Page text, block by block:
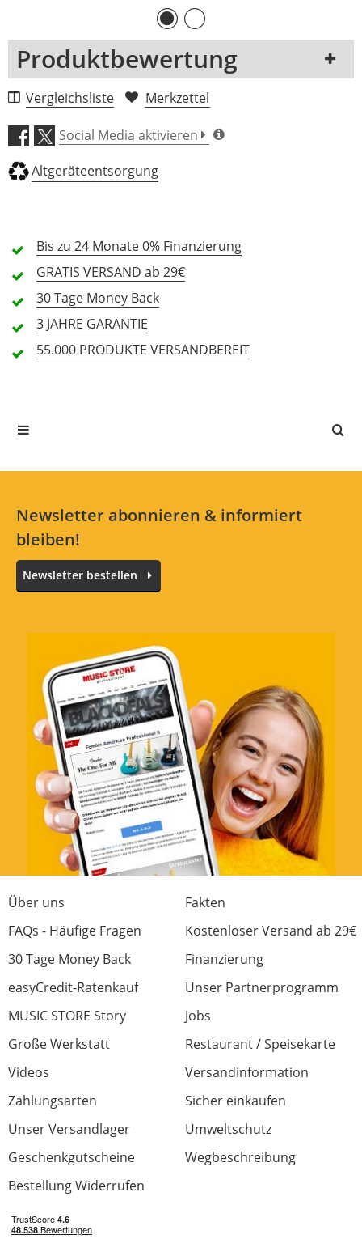
Symmetrisch
Anzahl
Dimmerkurven
1
Matrixfähig Nein
Produktbewertung
1 Rezension
5 Sterne
4 Sterne
3 Sterne
Alle Sprachen
In deiner Sprache gibt es noch keine Textbewertungen.
Vergleichsliste Merkzettel
Social Media aktivieren
Altgeräteentsorgung
Bis zu 24 Monate0% Finanzierung
GRATIS VERSAND ab 29€
30 Tage Money Back
3 JAHRE GARANTIE
55.000 PRODUKTE VERSANDBEREIT
Newsletter abonnieren & informiert
bleiben!
Newsletter bestellen
Über uns
Fakten
FAQs - Häufige Fragen
Kostenloser Versand ab 29€
30 Tage Money Back
Finanzierung
easyCredit-Ratenkauf
Unser Partnerprogramm
MUSIC STORE Story
Jobs
Große Werkstatt
Restaurant / Speisekarte
Videos
Versandinformation
Zahlungsarten
Sicher einkaufen
Unser Versandlager
Umweltschutz
Geschenkgutscheine
Wegbeschreibung
Bestellung Widerrufen